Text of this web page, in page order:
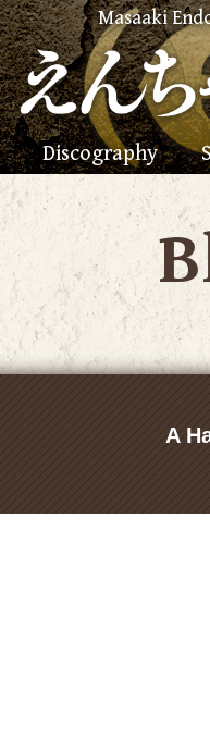
Masaaki
Discography
A